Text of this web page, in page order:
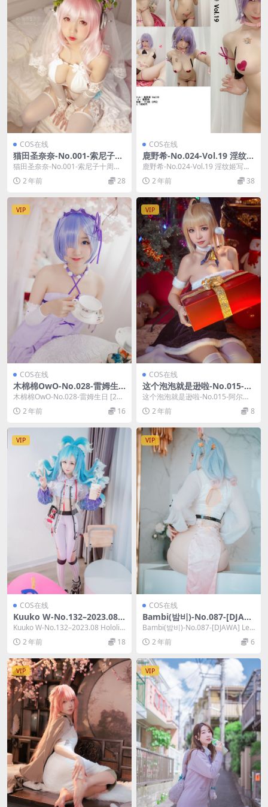
COS在线
猫田圣奈奈-No.001-索尼子十
周年花嫁 [35P]
猫田圣奈奈-No.001-索尼子十周年
花嫁 [35P]，猫田圣奈奈在线作品导
航：...2 年前 28
COS在线
鹿野希-No.024-Vol.19 淫纹姬
写真 自撮り(動画入り) [114P
10V]
鹿野希-No.024-Vol.19 淫纹姬写真
自撮り(動画入り) [114P ...
2 年前 38
VIP
COS在线
木棉棉OwO-No.028-雷姆生
日 [24P]
木棉棉OwO-No.028-雷姆生日 [24
P]，木棉棉OwO在线作品导航：木
棉...2 年前 16
VIP
COS在线
这个泡泡就是逊啦-No.015-阿
尔托莉雅 圣诞贺图 [16P]
这个泡泡就是逊啦-No.015-阿尔托
莉雅 圣诞贺图 [16P]，这个泡泡就
是逊...2 年前 8
VIP
COS在线
Kuuko W-No.132–2023.08
Hololive Kobo Kanaeru [35
Kuuko W-No.132–2023.08 Hololiv
e Kobo Kan...
2 年前 18
VIP
COS在线
Bambi(밤비)-No.087-[DJAW
A] Le Chat Porte un Qípáo
Bambi(밤비)-No.087-[DJAWA] Le
Chat Porte u...
2 年前 6
VIP VIP